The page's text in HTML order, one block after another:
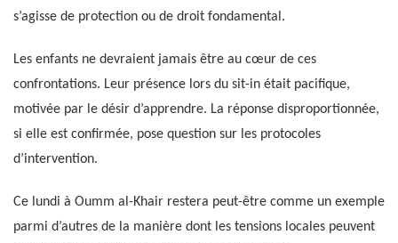
s’agisse de protection ou de droit fondamental.
Les enfants ne devraient jamais être au cœur de ces
confrontations. Leur présence lors du sit-in était pacifique,
motivée par le désir d’apprendre. La réponse disproportionnée,
si elle est confirmée, pose question sur les protocoles
d’intervention.
Ce lundi à Oumm al-Khair restera peut-être comme un exemple
parmi d’autres de la manière dont les tensions locales peuvent